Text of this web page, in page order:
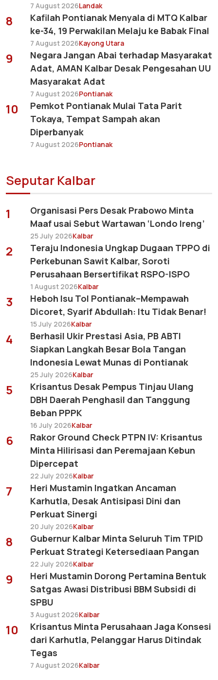
7 August 2026Landak
8
Kafilah Pontianak Menyala di MTQ Kalbar
ke-34, 19 Perwakilan Melaju ke Babak Final
7 August 2026Kayong Utara
9
Negara Jangan Abai terhadap Masyarakat
Adat, AMAN Kalbar Desak Pengesahan UU
Masyarakat Adat
7 August 2026Pontianak
10
Pemkot Pontianak Mulai Tata Parit
Tokaya, Tempat Sampah akan
Diperbanyak
7 August 2026Pontianak
Seputar Kalbar
1
Organisasi Pers Desak Prabowo Minta
Maaf usai Sebut Wartawan ‘Londo Ireng’
25 July 2026Kalbar
2
Teraju Indonesia Ungkap Dugaan TPPO di
Perkebunan Sawit Kalbar, Soroti
Perusahaan Bersertifikat RSPO-ISPO
1 August 2026Kalbar
3
Heboh Isu Tol Pontianak–Mempawah
Dicoret, Syarif Abdullah: Itu Tidak Benar!
15 July 2026Kalbar
4
Berhasil Ukir Prestasi Asia, PB ABTI
Siapkan Langkah Besar Bola Tangan
Indonesia Lewat Munas di Pontianak
25 July 2026Kalbar
5
Krisantus Desak Pempus Tinjau Ulang
DBH Daerah Penghasil dan Tanggung
Beban PPPK
16 July 2026Kalbar
6
Rakor Ground Check PTPN IV: Krisantus
Minta Hilirisasi dan Peremajaan Kebun
Dipercepat
22 July 2026Kalbar
7
Heri Mustamin Ingatkan Ancaman
Karhutla, Desak Antisipasi Dini dan
Perkuat Sinergi
20 July 2026Kalbar
8
Gubernur Kalbar Minta Seluruh Tim TPID
Perkuat Strategi Ketersediaan Pangan
22 July 2026Kalbar
9
Heri Mustamin Dorong Pertamina Bentuk
Satgas Awasi Distribusi BBM Subsidi di
SPBU
3 August 2026Kalbar
10
Krisantus Minta Perusahaan Jaga Konsesi
dari Karhutla, Pelanggar Harus Ditindak
Tegas
7 August 2026Kalbar